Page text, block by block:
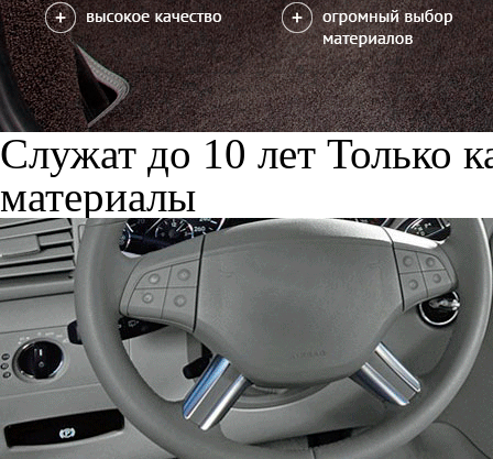
Служат до 10 лет Только
материалы